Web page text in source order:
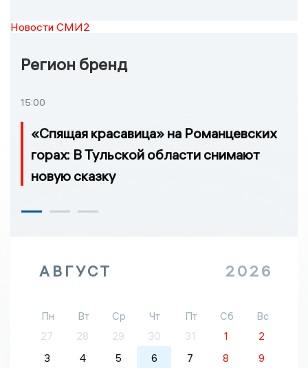
Новости СМИ2
Регион бренд
15:00
«Спящая красавица» на Романцевских
горах: В Тульской области снимают
новую сказку
АВГУСТ 2026
Пн Вт Ср Чт Пт Сб
Вс
27
28 29 30 31 1
2
3
4 5 6 7 8
9